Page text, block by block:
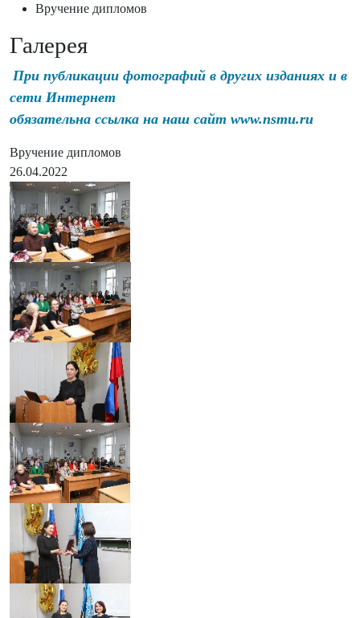
Вручение дипломов
Галерея
При публикации фотографий в других изданиях и в
сети Интернет
обязательна ссылка на наш сайт www.nsmu.ru
Вручение дипломов
26.04.2022